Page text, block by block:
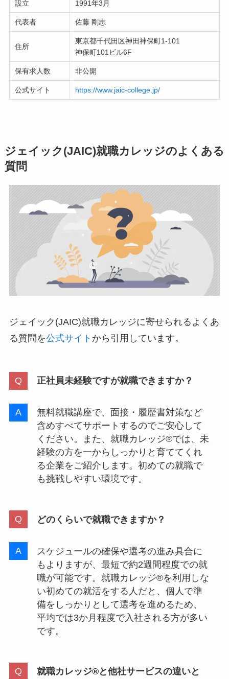
設立 1991年3月
代表者 佐藤 剛志
住所
東京都千代田区神田神保町1-101
神保町101ビル6F
保有求人数 非公開
公式サイト https://www.jaic-college.jp/
ジェイック(JAIC)就職カレッジのよくある
質問
ジェイック(JAIC)就職カレッジに寄せられるよくあ
る質問を公式サイト から引用しています。
正社員未経験ですが就職できますか？
無料就職講座で、面接・履歴書対策など
含めすべてサポートするのでご安心して
ください。また、就職カレッジ®では、未
経験の方を一からしっかりと育ててくれ
る企業をご紹介します。初めての就職で
も挑戦しやすい環境です。
どのくらいで就職できますか？
スケジュールの確保や選考の進み具合に
もよりますが、最短で約2週間程度での就
職が可能です。就職カレッジ®を利用しな
い初めての就活をする人だと、個人で準
備をしっかりとして選考を進めるため、
平均では3か月程度で入社される方が多い
です。
就職カレッジ®と他社サービスの違いと